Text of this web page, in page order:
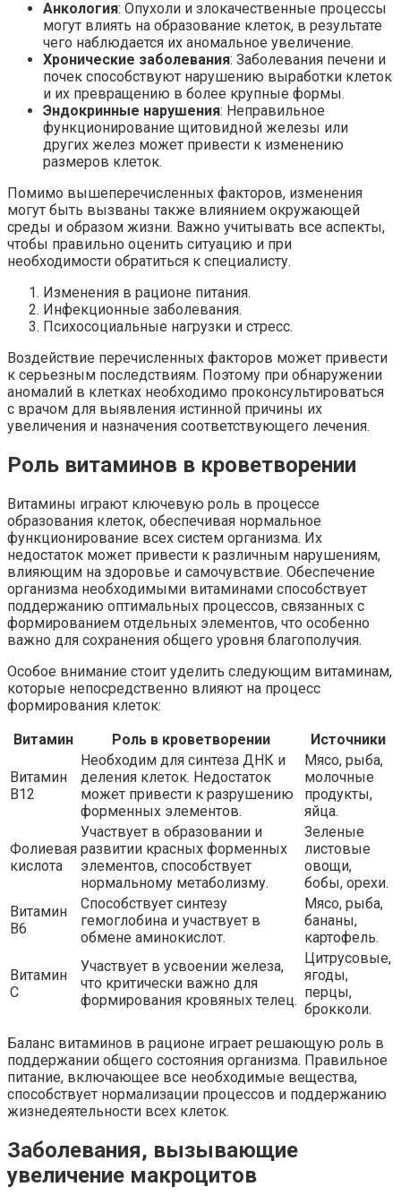
Анкология: Опухоли и злокачественные процессы
могут влиять на образование клеток, в результате
чего наблюдается их аномальное увеличение.
Хронические заболевания: Заболевания печени и
почек способствуют нарушению выработки клеток
и их превращению в более крупные формы.
Эндокринные нарушения: Неправильное
функционирование щитовидной железы или
других желез может привести к изменению
размеров клеток.
Помимо вышеперечисленных факторов, изменения
могут быть вызваны также влиянием окружающей
среды и образом жизни. Важно учитывать все аспекты,
чтобы правильно оценить ситуацию и при
необходимости обратиться к специалисту.
Изменения в рационе питания.
Инфекционные заболевания.
Психосоциальные нагрузки и стресс.
Воздействие перечисленных факторов может привести
к серьезным последствиям. Поэтому при обнаружении
аномалий в клетках необходимо проконсультироваться
с врачом для выявления истинной причины их
увеличения и назначения соответствующего лечения.
Роль витаминов в кроветворении
Витамины играют ключевую роль в процессе
образования клеток, обеспечивая нормальное
функционирование всех систем организма. Их
недостаток может привести к различным нарушениям,
влияющим на здоровье и самочувствие. Обеспечение
организма необходимыми витаминами способствует
поддержанию оптимальных процессов, связанных с
формированием отдельных элементов, что особенно
важно для сохранения общего уровня благополучия.
Особое внимание стоит уделить следующим витаминам,
которые непосредственно влияют на процесс
формирования клеток:
Витамин
Роль в кроветворении Источники
Витамин
B12
Необходим для синтеза ДНК и
деления клеток. Недостаток
может привести к разрушению
форменных элементов.
Мясо, рыба,
молочные
продукты,
яйца.
Фолиевая
кислота
Участвует в образовании и
развитии красных форменных
элементов, способствует
нормальному метаболизму.
Зеленые
листовые
овощи,
бобы, орехи.
Витамин
B6
Способствует синтезу
гемоглобина и участвует в
обмене аминокислот.
Мясо, рыба,
бананы,
картофель.
Витамин
C
Участвует в усвоении железа,
что критически важно для
формирования кровяных телец.
Цитрусовые,
ягоды,
перцы,
брокколи.
Баланс витаминов в рационе играет решающую роль в
поддержании общего состояния организма. Правильное
питание, включающее все необходимые вещества,
способствует нормализации процессов и поддержанию
жизнедеятельности всех клеток.
Заболевания, вызывающие
увеличение макроцитов